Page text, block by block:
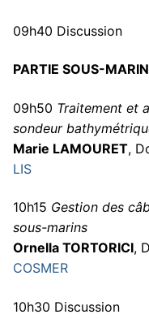
09h40 Discussion
PARTIE SOUS-
09h50 Traitement et
sondeur
Marie LAMOURET,
LIS
10h15 Gestion des
sous-marins
Ornella TORTORICI,
COSMER
10h30 Discussion